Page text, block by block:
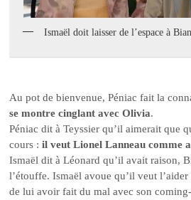
Ismaël doit laisser de l’espace à
Au pot de bienvenue, Péniac fait la
se montre cinglant avec Olivia.
Péniac dit à Teyssier qu’il aimerait que
cours :il veut Lionel Lanneau comme
Ismaël dit à Léonard qu’il avait raison,
l’étouffe. Ismaël avoue qu’il veut
de lui avoir fait du mal avec son